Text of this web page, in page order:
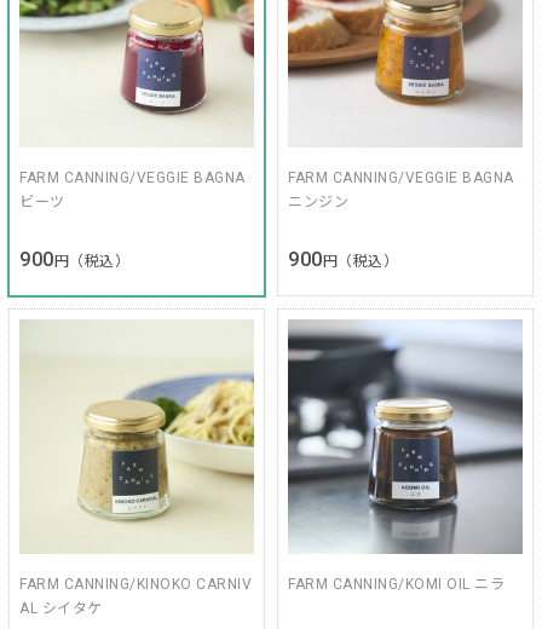
FARM CANNING/VEGGIE BAGNA
ビーツ
900 円（税込）
FARM CANNING/VEGGIE BAGNA
ニンジン
900 円（税込）
FARM CANNING/KINOKO CARNIV
AL シイタケ
FARM CANNING/KOMI OIL ニラ